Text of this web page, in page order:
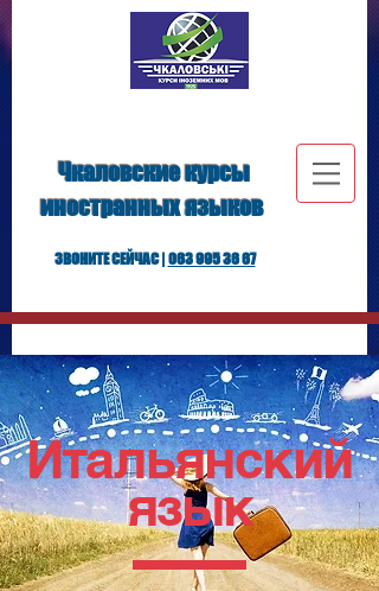
Чкаловские курсы
иностранных языков
ЗВОНИТЕ СЕЙЧАС |063 995 36 67
Итальянский
язык